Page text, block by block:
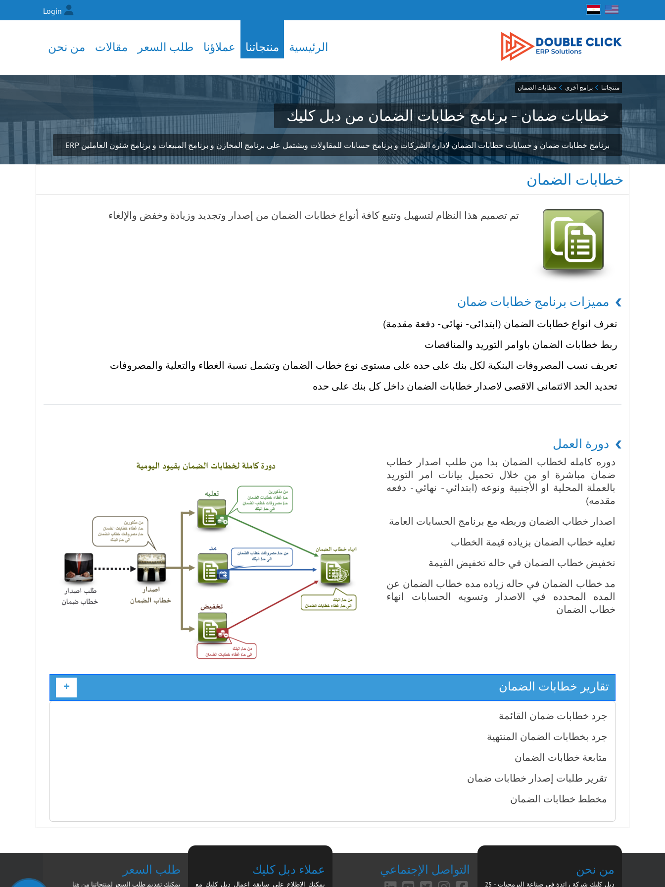
Login
الرئيسية منتجاتنا عملاؤنا طلب السعر مقالات من نحن
منتجاتنا برامج أخري خطابات الضمان
خطابات ضمان - برنامج خطابات الضمان من دبل كليك
برنامج خطابات ضمان و حسابات خطابات الضمان لادارة الشركات و برنامج حسابات للمقاولات ويشتمل على برنامج المخازن و برنامج المبيعات و برنامج شئون العاملين ERP
خطابات الضمان
تم تصميم هذا النظام لتسهيل وتتبع كافة أنواع خطابات الضمان من إصدار وتجديد وزيادة وخفض والإلغاء
مميزات برنامج خطابات ضمان
تعرف انواع خطابات الضمان (ابتدائى - نهائى - دفعة مقدمة)
ربط خطابات الضمان باوامر التوريد والمناقصات
تعريف نسب المصروفات البنكية لكل بنك على حده على مستوى نوع خطاب الضمان وتشمل نسبة الغطاء والتعلية والمصروفات
تحديد الحد الائتمانى الاقصى لاصدار خطابات الضمان داخل كل بنك على حده
دورة العمل
دوره كامله لخطاب الضمان بدا من طلب اصدار خطاب
ضمان مباشرة او من خلال تحميل بيانات امر التوريد
بالعملة المحلية او الأجنبية ونوعه (ابتدائي - نهائي - دفعه
مقدمه)
اصدار خطاب الضمان وربطه مع برنامج الحسابات العامة
تعليه خطاب الضمان بزياده قيمة الخطاب
تخفيض خطاب الضمان في حاله تخفيض القيمة
مد خطاب الضمان في حاله زياده مده خطاب الضمان عن
المده المحدده في الاصدار وتسويه الحسابات انهاء
خطاب الضمان
+ تقارير خطابات الضمان
جرد خطابات ضمان القائمة
جرد بخطابات الضمان المنتهية
متابعة خطابات الضمان
تقرير طلبات إصدار خطابات ضمان
مخطط خطابات الضمان
من نحن
دبل كليك شركة رائدة في صناعة البرمجيات - 25
التواصل الإجتماعي عملاء دبل كليك
يمكنك الاطلاع علي سابقة اعمال دبل كليك مع
طلب السعر
يمكنك تقديم طلب السعر لمنتجاتنا من هنا